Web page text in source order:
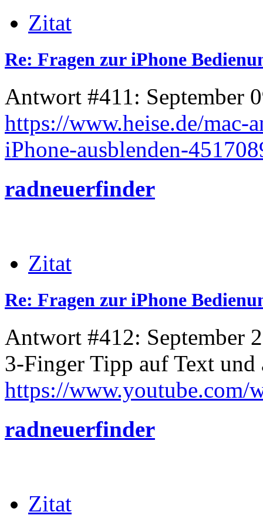
Zitat
Re: Fragen zur iPhone
Antwort #411: September
https://www.heise.de/
iPhone-ausblenden-
radneuerfinder
Zitat
Re: Fragen zur iPhone
Antwort #412: September
3-Finger Tipp auf Text und
https://www.youtube.com/
radneuerfinder
Zitat